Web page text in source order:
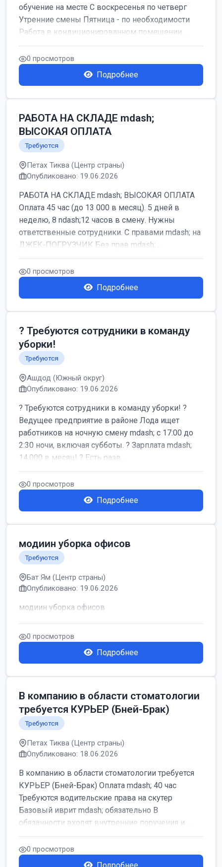
обучение на месте С воскресенья по четверг
Утренние смены Пятница - по необходимости
Работа в кондиционированном помещении ...
0 просмотров
Подробнее
РАБОТА НА СКЛАДЕ mdash;
ВЫСОКАЯ ОПЛАТА
Требуются
Петах Тиква (Центр страны)
Опубликовано: 19.06.2026
РАБОТА НА СКЛАДЕ mdash; ВЫСОКАЯ ОПЛАТА
Оплата 45 час (до 13 000 в месяц). 5 дней в
неделю, 8 ndash;12 часов в смену. Нужны
ответственные сотрудники. С правами mdash; на
ДЖЕК-ПОГРУЗЧИК Без прав mdash; ...
0 просмотров
Подробнее
? Требуются сотрудники в команду
уборки!
Требуются
Ашдод (Южный округ)
Опубликовано: 19.06.2026
? Требуются сотрудники в команду уборки! ?
Ведущее предприятие в районе Лода ищет
работников на ночную смену mdash; с 17:00 до
2:30 ночи, включая субботы. ? Зарплата mdash;
14,000 в месяц! ? Есть разв...
0 просмотров
Подробнее
модиин уборка офисов
Требуются
Бат Ям (Центр страны)
Опубликовано: 19.06.2026
модиин уборка офисов
0 просмотров
Подробнее
В компанию в области стоматологии
требуется КУРЬЕР (Бней-Брак)
Требуются
Петах Тиква (Центр страны)
Опубликовано: 18.06.2026
В компанию в области стоматологии требуется
КУРЬЕР (Бней-Брак) Оплата mdash; 40 час
Требуются водительские права на скутер
Базовый иврит mdash; обязательно В
обязанности входят внутренние поручения и ...
0 просмотров